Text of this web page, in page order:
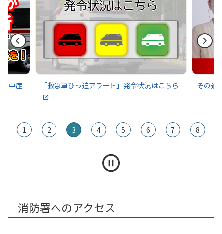
2026年04月25日
多摩川川下り事業者組合を対象とした応急救護訓練を実施
中症 「救急車ひっ迫アラート」発令状況はこちら その通
1 2 3 4 5 6 7 8
消防署へのアクセス